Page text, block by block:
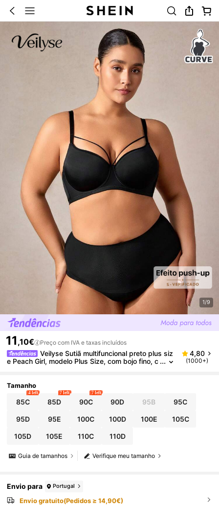
1/9
11 ,10€ Preço com IVA e taxas incluídos
Veilyse Sutiã multifuncional preto plus siz
e Peach Girl, modelo Plus Size, com bojo fino, c
4,80
(1000+)
Tamanho
85C
4 left
85D
7 left
90C
7 left
90D 95B 95C
95D 95E 100C 100D 100E 105C
105D 105E 110C 110D
Verifique meu tamanho
Guia de tamanhos
Envio para Portugal
Envio gratuito(Pedidos ≥ 14,90€)